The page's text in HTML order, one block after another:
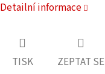
Detailní informace
TISK ZEPTAT SE